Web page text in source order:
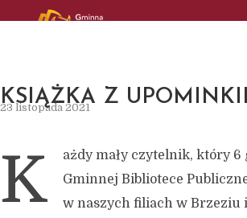
KSIĄŻKA Z
23 listopada 2021
K
ażdy mały czytelnik, który
Gminnej Bibliotece
w naszych filiach w Brzeziu